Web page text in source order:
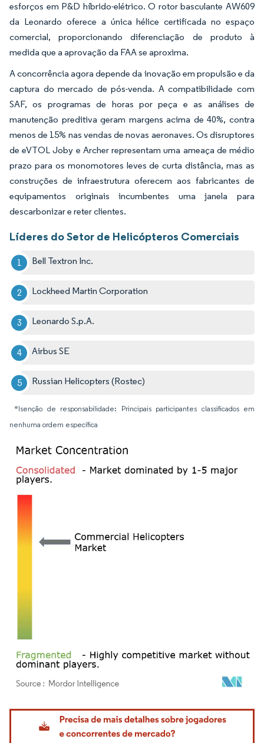
esforços em P&D híbrido-elétrico. O rotor basculante AW609
da Leonardo oferece a única hélice certificada no espaço
comercial, proporcionando diferenciação de produto à
medida que a aprovação da FAA se aproxima.
A concorrência agora depende da inovação em propulsão e da
captura do mercado de pós-venda. A compatibilidade com
SAF, os programas de horas por peça e as análises de
manutenção preditiva geram margens acima de 40%, contra
menos de 15% nas vendas de novas aeronaves. Os disruptores
de eVTOL Joby e Archer representam uma ameaça de médio
prazo para os monomotores leves de curta distância, mas as
construções de infraestrutura oferecem aos fabricantes de
equipamentos originais incumbentes uma janela para
descarbonizar e reter clientes.
Líderes do Setor de Helicópteros Comerciais
Bell Textron Inc.
Lockheed Martin Corporation
Leonardo S.p.A.
Airbus SE
Russian Helicopters (Rostec)
*Isenção de responsabilidade: Principais participantes classificados em
nenhuma ordem específica
Imagem © Mordor Intelligence. O reuso requer atribuição conforme CC BY 4.0.